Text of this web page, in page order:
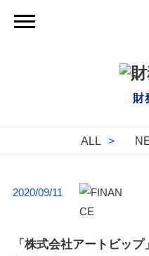
財
ALL >
2020/09/11
「株式会社アートビッ